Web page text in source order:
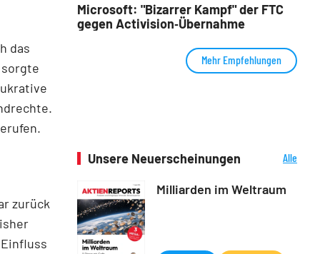
das
zurück
Microsoft: "Bizarrer Kampf" der FTC
gegen Activision‑Übernahme
Mehr Empfehlungen
Unsere Neuerscheinungen
Alle
Milliarden im Weltraum